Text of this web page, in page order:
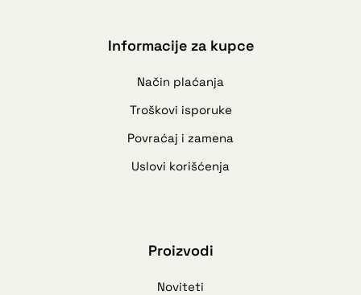
Informacije za kupce
Način plaćanja
Troškovi isporuke
Povraćaj i zamena
Uslovi korišćenja
Proizvodi
Noviteti